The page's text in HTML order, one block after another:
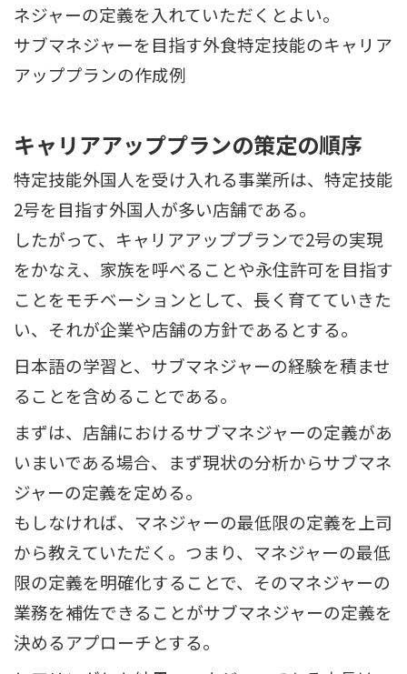
ネジャーの定義を入れていただくとよい。
サブマネジャーを目指す外食特定技能のキャリア
アッププランの作成例
キャリアアッププランの策定の順序
特定技能外国人を受け入れる事業所は、特定技能
2号を目指す外国人が多い店舗である。
したがって、キャリアアッププランで2号の実現
をかなえ、家族を呼べることや永住許可を目指す
ことをモチベーションとして、長く育てていきた
い、それが企業や店舗の方針であるとする。
日本語の学習と、サブマネジャーの経験を積ませ
ることを含めることである。
まずは、店舗におけるサブマネジャーの定義があ
いまいである場合、まず現状の分析からサブマネ
ジャーの定義を定める。
もしなければ、マネジャーの最低限の定義を上司
から教えていただく。つまり、マネジャーの最低
限の定義を明確化することで、そのマネジャーの
業務を補佐できることがサブマネジャーの定義を
決めるアプローチとする。